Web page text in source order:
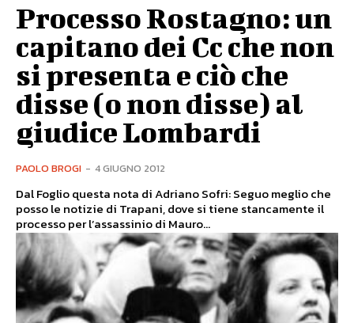
Processo Rostagno: un
capitano dei Cc che non
si presenta e ciò che
disse (o non disse) al
giudice Lombardi
PAOLO BROGI - 4 GIUGNO 2012
Dal Foglio questa nota di Adriano Sofri: Seguo meglio che
posso le notizie di Trapani, dove si tiene stancamente il
processo per l’assassinio di Mauro...